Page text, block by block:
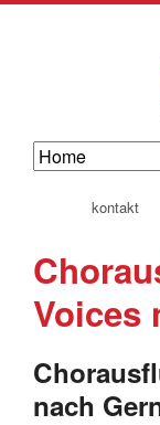
navigation
kontakt
Voices
nach